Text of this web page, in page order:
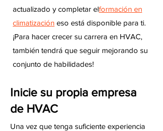
actualizado y completar elformación en
climatización eso está disponible para ti.
¡Para hacer crecer su carrera en HVAC,
también tendrá que seguir mejorando su
conjunto de habilidades!
Inicie su propia empresa
de HVAC
Una vez que tenga suficiente experiencia